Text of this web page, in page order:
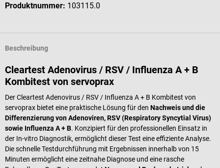
Produktnummer: 103115.0
Beschreibung
Cleartest Adenovirus / RSV / Influenza A + B
Kombitest von servoprax
Der Cleartest Adenovirus / RSV / Influenza A + B Kombitest von
servoprax bietet eine praktische Lösung für den Nachweis und die
Differenzierung von Adenoviren, RSV (Respiratory Syncytial Virus)
sowie Influenza A + B. Konzipiert für den professionellen Einsatz in
der In-vitro Diagnostik, ermöglicht dieser Test eine effiziente Analyse.
Die schnelle Testdurchführung mit Ergebnissen innerhalb von 15
Minuten ermöglicht eine zeitnahe Diagnose und eine rasche